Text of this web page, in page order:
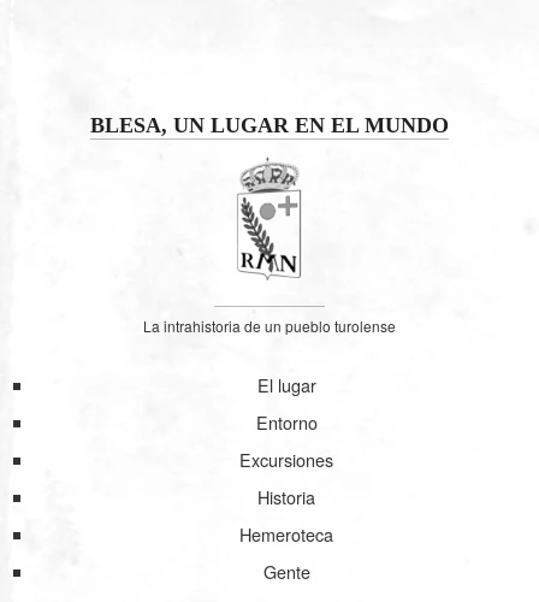
BLESA, UN LUGAR EN EL MUNDO
La intrahistoria de un pueblo turolense
El lugar
Entorno
Excursiones
Historia
Hemeroteca
Gente